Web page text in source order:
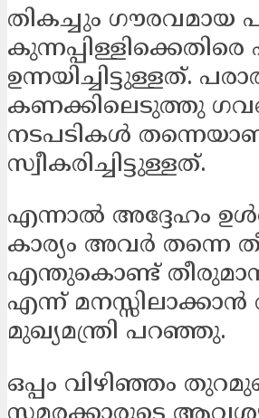
തികച്ചും
കുന്നപ്പിള്ളിക്കെതിരെ
ഉന്നയിച്ചിട്ടുള്ളത്.
കണക്കിലെടുത്തു
നടപടികൾ
സ്വീകരിച്ചിട്ടുള്ളത്.
എന്നാൽ അദ്ദേഹം
കാര്യം അവർ തന്നെ
എന്തുകൊണ്ട്​
എന്ന്​
മുഖ്യമന്ത്രി പറഞ്ഞു.
ഒപ്പം വിഴിഞ്ഞം